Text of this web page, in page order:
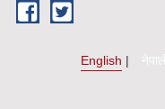
Skip to main content
English नेपाली